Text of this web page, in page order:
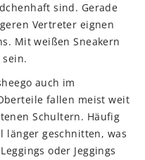
sind. Gerade
Vertreter eignen
Mit weißen Sneakern
auch im
fallen meist weit
Schultern. Häufig
länger geschnitten, was
oder Jeggings